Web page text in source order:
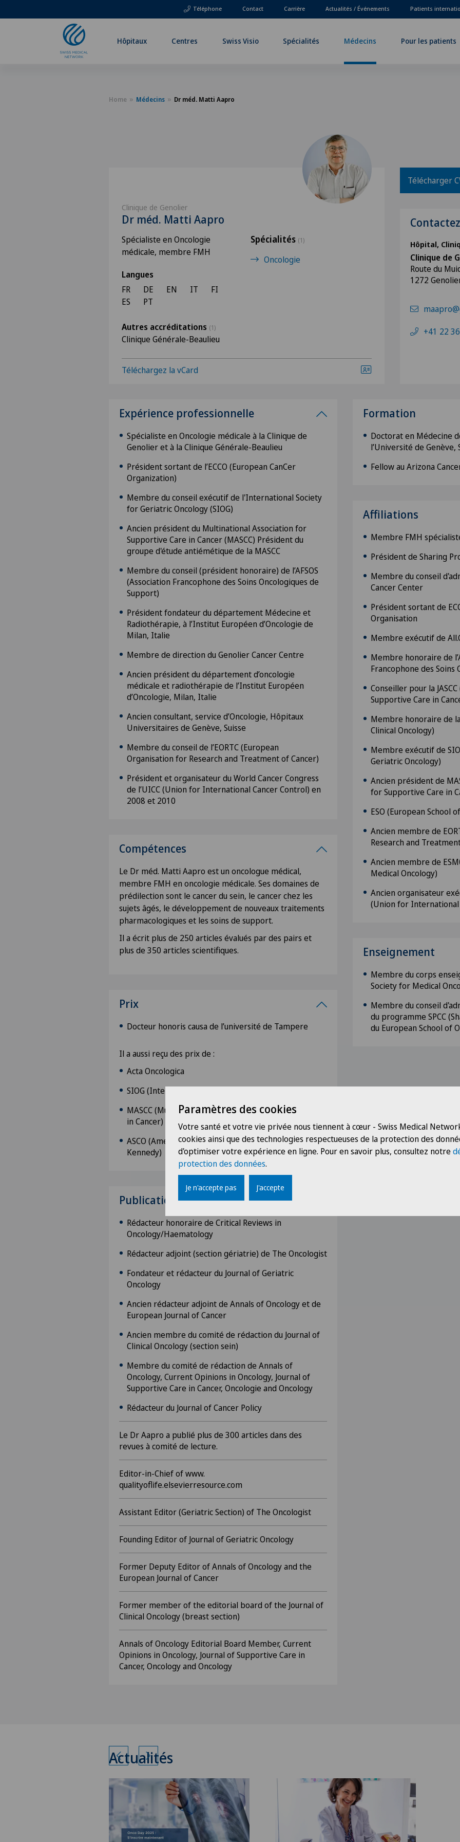
Téléphone Contact Carrière Actualités / Événements Patients
Hôpitaux Centres Swiss Visio Spécialités Médecins Pour les patients
Home Médecins Dr méd. Matti Aapro
Clinique de Genolier
Dr méd. Matti Aapro
Spécialiste en Oncologie
médicale, membre FMH
Langues
FR
DE EN IT
FI
ES
PT
Spécialités (1)
Oncologie
Autres accréditations (1)
Clinique Générale-Beaulieu
Téléchargez la vCard
Télécharger
Hôpital,
Clinique de
Route du
1272
+41 22
Expérience professionnelle
Spécialiste en Oncologie médicale à la Clinique de
Genolier et à la Clinique Générale-Beaulieu
Président sortant de l’ECCO (European CanCer
Organization)
Membre du conseil exécutif de l'International Society
for Geriatric Oncology (SIOG)
Ancien président du Multinational Association for
Supportive Care in Cancer (MASCC) Président du
groupe d'étude antiémétique de la MASCC
Membre du conseil (président honoraire) de l’AFSOS
(Association Francophone des Soins Oncologiques de
Support)
Président fondateur du département Médecine et
Radiothérapie, à l’Institut Européen d’Oncologie de
Milan, Italie
Membre de direction du Genolier Cancer Centre
Ancien président du département d’oncologie
médicale et radiothérapie de l’Institut Européen
d’Oncologie, Milan, Italie
Ancien consultant, service d’Oncologie, Hôpitaux
Universitaires de Genève, Suisse
Membre du conseil de l’EORTC (European
Organisation for Research and Treatment of Cancer)
Président et organisateur du World Cancer Congress
de l’UICC (Union for International Cancer Control) en
2008 et 2010
Compétences
Le Dr méd. Matti Aapro est un oncologue médical,
membre FMH en oncologie médicale. Ses domaines de
prédilection sont le cancer du sein, le cancer chez les
sujets âgés, le développement de nouveaux traitements
pharmacologiques et les soins de support.
Il a écrit plus de 250 articles évalués par des pairs et
plus de 350 articles scientifiques.
Prix
Docteur honoris causa de l’université de Tampere
Il a aussi reçu des prix de :
Acta Oncologica
SIOG (International Society of Geriatric Oncology)
MASCC (Multinational Association of Supportive Care
in Cancer)
ASCO (American Society of Clinical Oncology, prix BJ
Kennedy)
Publications
Rédacteur honoraire de Critical Reviews in
Oncology/Haematology
Rédacteur adjoint (section gériatrie) de The Oncologist
Fondateur et rédacteur du Journal of Geriatric
Oncology
Ancien rédacteur adjoint de Annals of Oncology et de
European Journal of Cancer
Ancien membre du comité de rédaction du Journal of
Clinical Oncology (section sein)
Membre du comité de rédaction de Annals of
Oncology, Current Opinions in Oncology, Journal of
Supportive Care in Cancer, Oncologie and Oncology
Rédacteur du Journal of Cancer Policy
Le Dr Aapro a publié plus de 300 articles dans des
revues à comité de lecture.
Editor-in-Chief of www.
qualityoflife.elsevierresource.com
Assistant Editor (Geriatric Section) of The Oncologist
Founding Editor of Journal of Geriatric Oncology
Former Deputy Editor of Annals of Oncology and the
European Journal of Cancer
Former member of the editorial board of the Journal of
Clinical Oncology (breast section)
Annals of Oncology Editorial Board Member, Current
Opinions in Oncology, Journal of Supportive Care in
Cancer, Oncology and Oncology
Formation
Doctorat en Médecine
l’Université de Genève,
Fellow au Arizona
Affiliations
Membre FMH
Président de Sharing
Membre du conseil
Cancer Center
Président sortant de
Organisation
Membre exécutif de
Membre honoraire de
Francophone des Soins
Conseiller pour la
Supportive Care in
Membre honoraire de la
Clinical Oncology)
Membre exécutif de
Geriatric Oncology)
Ancien président de
for Supportive Care in
ESO (European School
Ancien membre de
Research and
Ancien membre de
Medical Oncology)
Ancien organisateur
(Union for International
Enseignement
Membre du corps
Society for Medical
Membre du conseil
du programme SPCC
du European School of
Actualités
Paramètres des cookies
Votre santé et votre vie privée nous tiennent à cœur - Swiss Medical
cookies ainsi que des technologies respectueuses de la protection des
d'optimiser votre expérience en ligne. Pour en savoir plus, consultez notre
protection des données.
Je n'accepte pas J'accepte